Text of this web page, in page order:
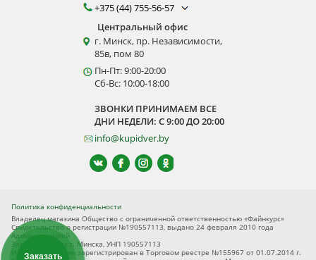
+375 (44) 755-56-57
Центральный офис
г. Минск, пр. Независимости,
85в, пом 80
Пн-Пт: 9:00-20:00
Сб-Вс: 10:00-18:00
ЗВОНКИ ПРИНИМАЕМ ВСЕ
ДНИ НЕДЕЛИ: С 9:00 ДО 20:00
info@kupidver.by
Политика конфиденциальности
Владелец магазина Общество с ограниченной ответственностью «Файнкурс»
Свидетельство о регистрации №190557113, выдано 24 февраля 2010 года
Администрацией
Заводского р-на г. Минска, УНП 190557113
Интернет-магазин зарегистрирован в Торговом реестре №155967 от 01.07.2014 г.
Заказать